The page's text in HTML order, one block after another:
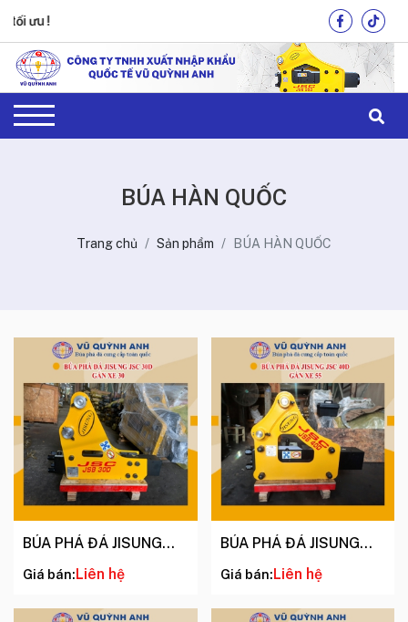
!
BÚA HÀN QUỐC
Trang chủ Sản phẩm BÚA HÀN QUỐC
BÚA PHÁ ĐÁ JISUNG
Giá bán: Liên hệ
BÚA PHÁ ĐÁ JISUNG
Giá bán: Liên hệ